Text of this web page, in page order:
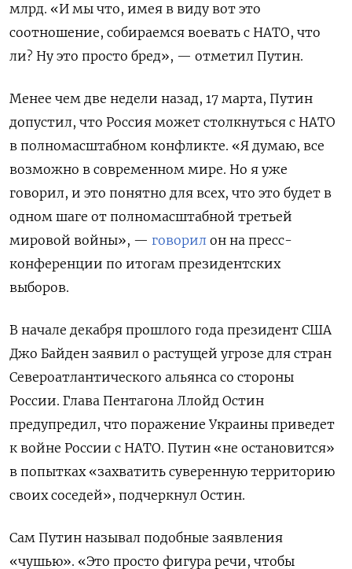
млрд. «И мы что, имея в виду вот это
соотношение, собираемся воевать с НАТО, что
ли? Ну это просто бред», — отметил Путин.
Менее чем две недели назад, 17 марта, Путин
допустил, что Россия может столкнуться с НАТО
в полномасштабном конфликте. «Я думаю, все
возможно в современном мире. Но я уже
говорил, и это понятно для всех, что это будет в
одном шаге от полномасштабной третьей
мировой войны», — говорил он на пресс-
конференции по итогам президентских
выборов.
В начале декабря прошлого года президент США
Джо Байден заявил о растущей угрозе для стран
Североатлантического альянса со стороны
России. Глава Пентагона Ллойд Остин
предупредил, что поражение Украины приведет
к войне России с НАТО. Путин «не остановится»
в попытках «захватить суверенную территорию
своих соседей», подчеркнул Остин.
Сам Путин называл подобные заявления
«чушью». «Это просто фигура речи, чтобы